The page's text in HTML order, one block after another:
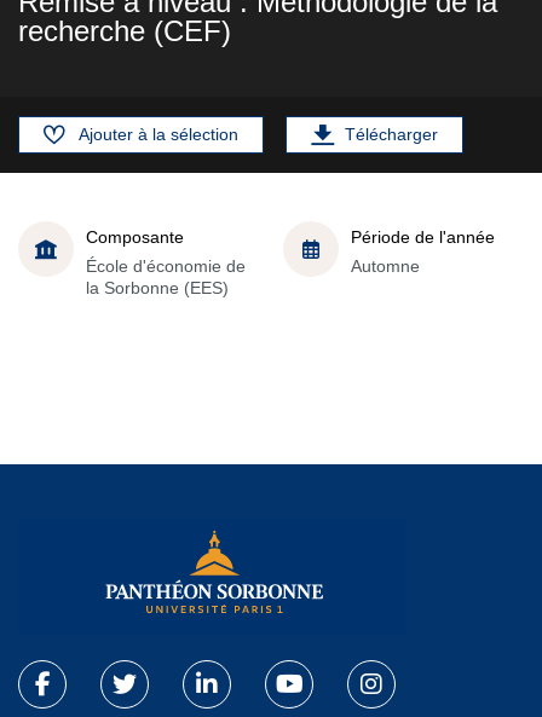
recherche (CEF)
Ajouter à la sélection Télécharger
Composante
École d'économie de
la Sorbonne (EES)
Période de l'année
Automne